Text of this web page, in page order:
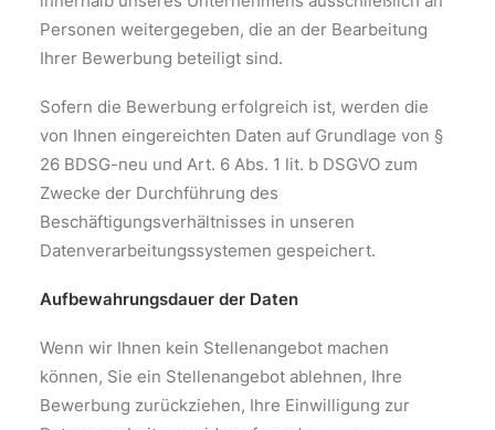
Personen weitergegeben, die an der Bearbeitung
Ihrer Bewerbung beteiligt sind.
Sofern die Bewerbung erfolgreich ist, werden die
von Ihnen eingereichten Daten auf Grundlage von §
26 BDSG-neu und Art. 6 Abs. 1 lit. b DSGVO zum
Zwecke der Durchführung des
Beschäftigungsverhältnisses in unseren
Datenverarbeitungssystemen gespeichert.
Aufbewahrungsdauer der Daten
Wenn wir Ihnen kein Stellenangebot machen
können, Sie ein Stellenangebot ablehnen, Ihre
Bewerbung zurückziehen, Ihre Einwilligung zur